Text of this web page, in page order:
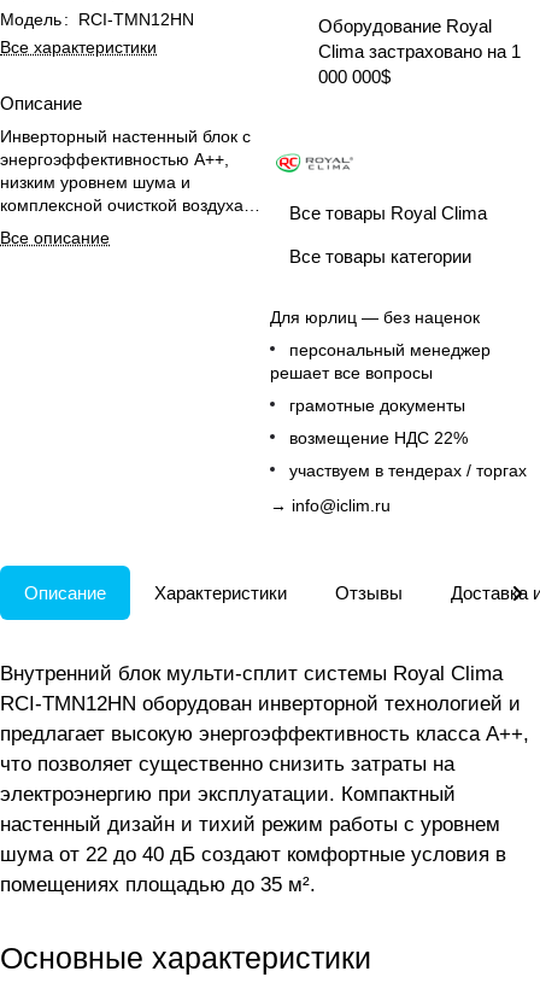
Модель:
RCI-TMN12HN
Все характеристики
Описание
Инверторный настенный блок с
энергоэффективностью А++,
низким уровнем шума и
комплексной очисткой воздуха
для больших помещений.
Все описание
Оборудование Royal
Clima застраховано на 1
000 000$
Все товары Royal Clima
Все товары категории
Для юрлиц — без наценок
персональный менеджер
решает все вопросы
грамотные документы
возмещение НДС 22%
участвуем в тендерах / торгах
→ info@iclim.ru
Описание Характеристики Отзывы Доставка
Внутренний блок мульти-сплит системы Royal Clima
RCI-TMN12HN оборудован инверторной технологией и
предлагает высокую энергоэффективность класса А++,
что позволяет существенно снизить затраты на
электроэнергию при эксплуатации. Компактный
настенный дизайн и тихий режим работы с уровнем
шума от 22 до 40 дБ создают комфортные условия в
помещениях площадью до 35 м².
Основные характеристики